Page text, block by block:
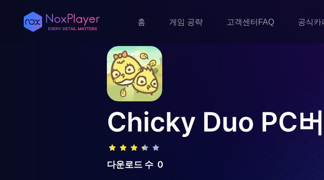
홈 게임 공략 고객센터FAQ 공식카
Chicky Duo PC
다운로드 수 0